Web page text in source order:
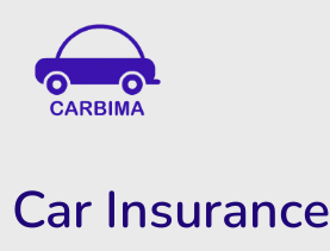
Car Insurance